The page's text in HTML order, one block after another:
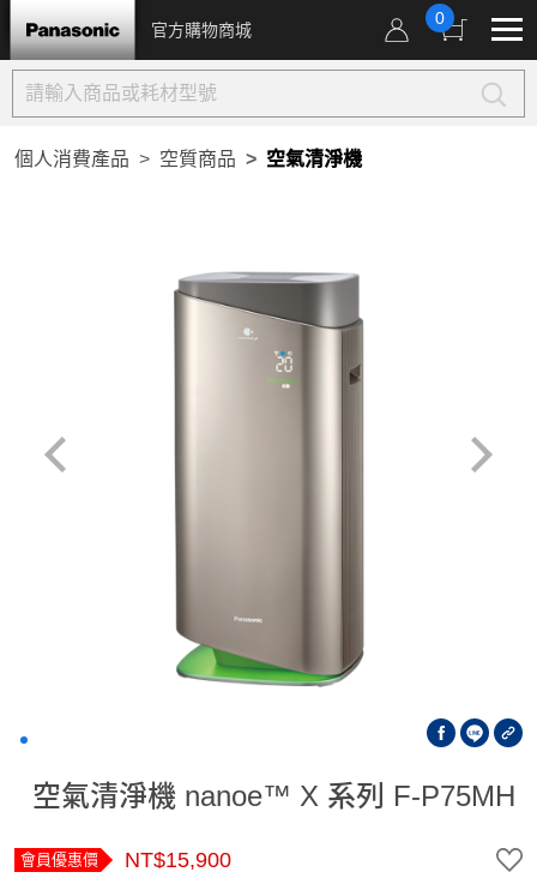
官方購物商城
0
個人消費產品 空質商品 空氣清淨機
空氣清淨機 nanoe™ X 系列 F-P75MH
會員優惠價 NT$15,900